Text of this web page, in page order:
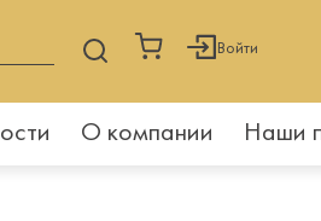
Войти
О компании Наши